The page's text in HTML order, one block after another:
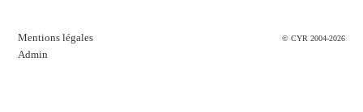
© CYR 2004-2026
Mentions légales
Admin